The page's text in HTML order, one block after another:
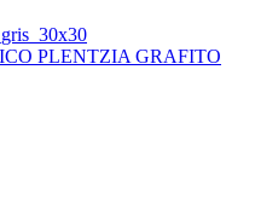
PLENTZIA GRAFITO